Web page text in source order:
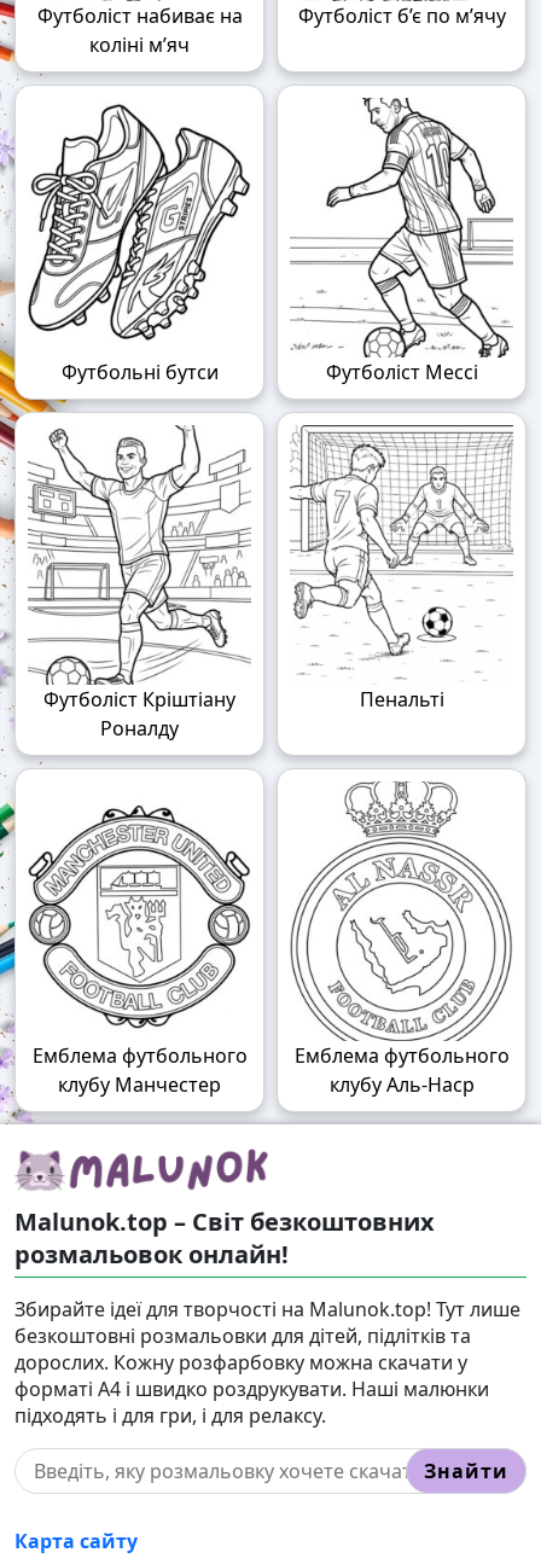
Футболіст набиває на
коліні м’яч
Футболіст б’є по м’ячу
Футбольні бутси Футболіст Мессі
Футболіст Кріштіану
Роналду
Пенальті
Емблема футбольного
клубу Манчестер
Емблема футбольного
клубу Аль-Наср
Malunok.top – Світ безкоштовних
розмальовок онлайн!
Збирайте ідеї для творчості на Malunok.top! Тут лише
безкоштовні розмальовки для дітей, підлітків та
дорослих. Кожну розфарбовку можна скачати у
форматі А4 і швидко роздрукувати. Наші малюнки
підходять і для гри, і для релаксу.
Знайти
Карта сайту